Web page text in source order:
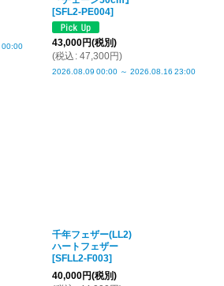
00:00
[SFL2-PE004]
43,000円(税別)
(税込 : 47,300円)
2026.08.09 00:00 ～ 2026.08.16 23:00
千年フェザー(LL2)
ハートフェザー
[SFLL2-F003]
40,000円(税別)